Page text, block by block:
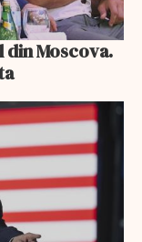
din Moscova.